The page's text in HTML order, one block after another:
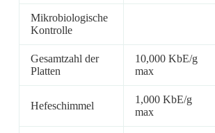
Mikrobiologische
Kontrolle
Gesamtzahl der
Platten
10,000 KbE/g
max
Hefeschimmel
1,000 KbE/g
max